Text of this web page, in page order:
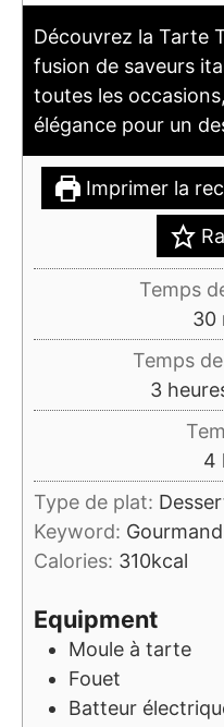
Découvrez la Tarte
fusion de saveurs
toutes les
élégance pour un
Imprimer la
Temps
30
Temps
3heures
4
Type de plat:
Keyword: Gourmand
Calories: 310kcal
Equipment
Moule à tarte
Fouet
Batteur